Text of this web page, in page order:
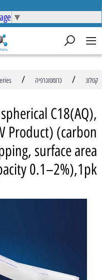
▼
קטלוג / כרומטוגרפיה /
C18(AQ),
Product) (carbon
surface area
0.1–2%),1pk